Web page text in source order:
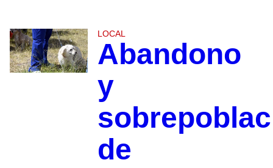
LOCAL
Abandono
y
de